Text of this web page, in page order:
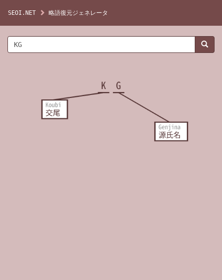
SEOI.NET 略語復元ジェネレータ